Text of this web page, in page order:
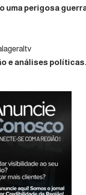
uma perigosa
e análises políticas.